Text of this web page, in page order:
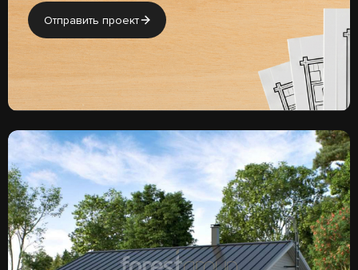
Отправить проект